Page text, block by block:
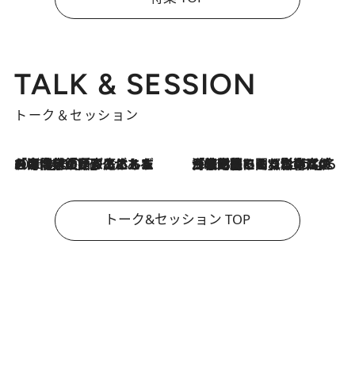
TALK & SESSION
トーク＆セッション
2026.8.3
「今後値上げがあるとすれば…」「リスクがあるのは今年の冬」エネルギー専門家が語る、ホルムズ海峡封鎖が家庭にもたらす“ある心配” 2026.8.3
「住宅建てられない…」「サーチャージ料の高値が続いている」ホルムズ海峡封鎖による影響はいつまで続く？《エネルギー専門家に聞く“どうなる日本の暮らし”》
トーク&セッション TOP